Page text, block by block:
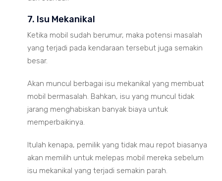
7. Isu Mekanikal
Ketika mobil sudah berumur, maka potensi masalah
yang terjadi pada kendaraan tersebut juga semakin
besar.
Akan muncul berbagai isu mekanikal yang membuat
mobil bermasalah. Bahkan, isu yang muncul tidak
jarang menghabiskan banyak biaya untuk
memperbaikinya.
Itulah kenapa, pemilik yang tidak mau repot biasanya
akan memilih untuk melepas mobil mereka sebelum
isu mekanikal yang terjadi semakin parah.